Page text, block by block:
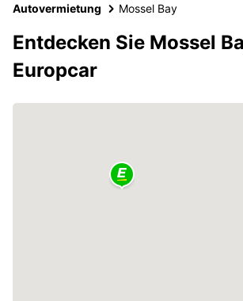
Autovermietung Mossel Bay
Entdecken Sie Mossel
Europcar